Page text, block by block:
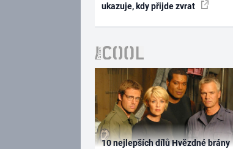
ukazuje, kdy přijde zvrat
10 nejlepších dílů Hvězdné brány